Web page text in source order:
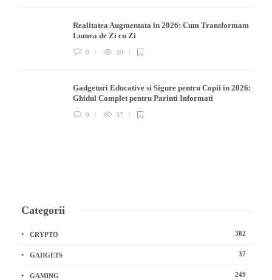
Realitatea Augmentata in 2026: Cum Transformam
Lumea de Zi cu Zi
0 30
Gadgeturi Educative si Sigure pentru Copii in 2026:
Ghidul Complet pentru Parinti Informati
0 37
Categorii
CRYPTO 382
GADGETS 37
GAMING 249